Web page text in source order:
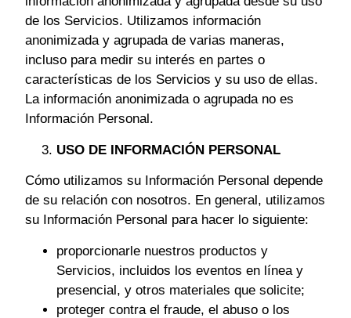
de los Servicios. Utilizamos información
anonimizada y agrupada de varias maneras,
incluso para medir su interés en partes o
características de los Servicios y su uso de ellas.
La información anonimizada o agrupada no es
Información Personal.
USO DE INFORMACIÓN PERSONAL
Cómo utilizamos su Información Personal depende
de su relación con nosotros. En general, utilizamos
su Información Personal para hacer lo siguiente:
proporcionarle nuestros productos y
Servicios, incluidos los eventos en línea y
presencial, y otros materiales que solicite;
proteger contra el fraude, el abuso o los